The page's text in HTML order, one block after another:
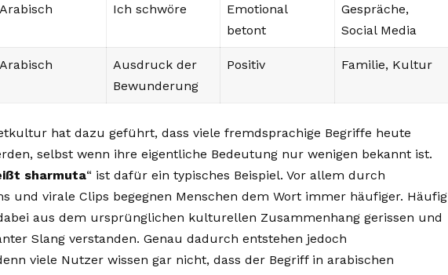
Arabisch Ich schwöre
Emotional
betont
Gespräche,
Social Media
Arabisch
Ausdruck der
Bewunderung
Positiv Familie, Kultur
hat dazu geführt, dass viele fremdsprachige Begriffe heute
selbst wenn ihre eigentliche Bedeutung nur wenigen bekannt ist.
sharmuta“ ist dafür ein typisches Beispiel. Vor allem durch
und virale Clips begegnen Menschen dem Wort immer häufiger. Häufig
aus dem ursprünglichen kulturellen Zusammenhang gerissen und
Slang verstanden. Genau dadurch entstehen jedoch
viele Nutzer wissen gar nicht, dass der Begriff in arabischen